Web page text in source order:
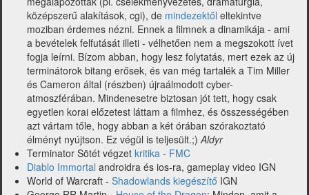
középszerű alakítások, cgi), de mindezektől eltekintve
moziban érdemes nézni. Ennek a filmnek a dinamikája - ami
a bevételek felfutását illeti - vélhetően nem a megszokott ívet
fogja leírni. Bízom abban, hogy lesz folytatás, mert ezek az új
terminátorok bitang erősek, és van még tartalék a Tim Miller
és Cameron által (részben) újraálmodott cyber-
atmoszférában. Mindenesetre biztosan jót tett, hogy csak
egyetlen korai előzetest láttam a filmhez, és összességében
azt vártam tőle, hogy abban a két órában szórakoztató
élményt nyújtson. Ez végül is teljesült.;)Aldyr
Terminator Sötét végzet kritika - FMC
Diablo Immortal androidra és ios-ra, gameplay video IGN
World of Warcraft - Shadowlands kiegészítő IGN